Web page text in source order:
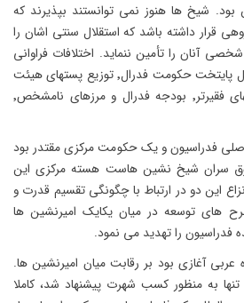
شیخ ها هنوز نمی توانستند بپذیرند که
قرار داشته باشد که استقلال سنتی اشان را
آنان را تأمین ننماید. اختلافات فراوانی
در ارتباط با مسائلی چون محل پایتخت حکومت فدرال٬ توزیع پستهای هیئت
دولت ٬نمایندگی شیخ نشینهای فقیرتر٬ بودجه فدرال و مرزهای نامشخص٬
اصلی فدراسیون و یک حکومت مرکزی مقتدر بود
سران شیخ نشین هاست هسته مرکزی این
این دو در ارتباط با چگونگی تقسیم قدرت و
های توسعه در میان یکایک امیرنشین ها
فدراسیون را تهدید می نمود.
عربی آغازی بود بر رقابت میان امیرنشین ها.
به منظور کسب شهرت پیشنهاد شد، کاملا